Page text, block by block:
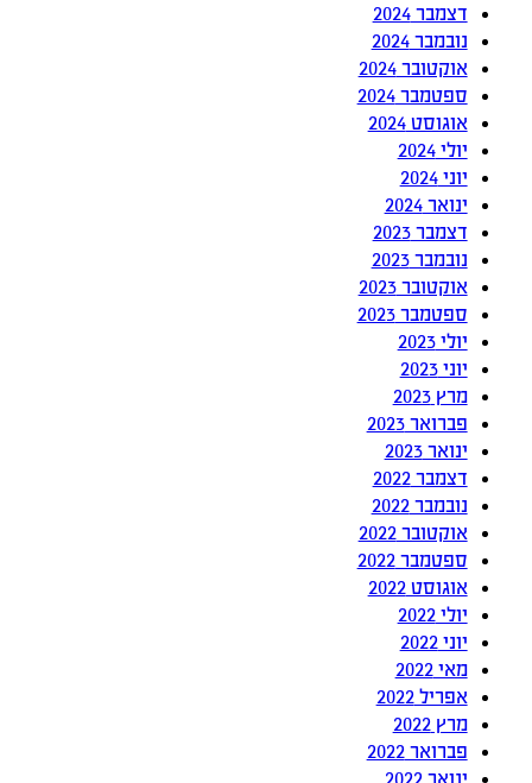
דצמבר 2024
נובמבר 2024
אוקטובר 2024
ספטמבר 2024
אוגוסט 2024
יולי 2024
יוני 2024
ינואר 2024
דצמבר 2023
נובמבר 2023
אוקטובר 2023
ספטמבר 2023
יולי 2023
יוני 2023
מרץ 2023
פברואר 2023
ינואר 2023
דצמבר 2022
נובמבר 2022
אוקטובר 2022
ספטמבר 2022
אוגוסט 2022
יולי 2022
יוני 2022
מאי 2022
אפריל 2022
מרץ 2022
פברואר 2022